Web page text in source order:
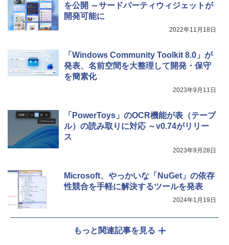
を公開 ～サードパーティウィジェットが
開発可能に
2022年11月18日
「Windows Community Toolkit 8.0」が
発表、名前空間を大整理して開発・保守
を簡素化
2023年9月11日
「PowerToys」のOCR機能が表（テーブ
ル）の読み取りに対応 ～v0.74がリリー
ス
2023年9月28日
Microsoft、やっかいな「NuGet」の依存
性競合を手軽に解決するツールを発表
2024年1月19日
もっと関連記事を見る